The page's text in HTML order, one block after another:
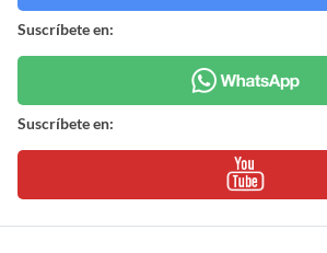
Suscríbete en:
Suscríbete en: